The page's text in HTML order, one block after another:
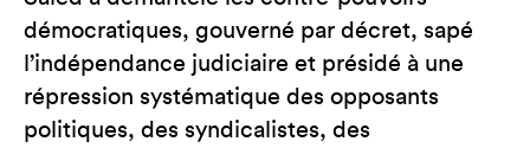
démocratiques, gouverné par décret, sapé
l’indépendance judiciaire et présidé à une
répression systématique des opposants
politiques, des syndicalistes, des